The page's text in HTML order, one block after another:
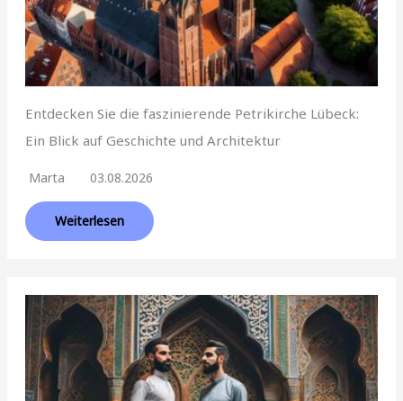
Entdecken Sie die faszinierende Petrikirche Lübeck:
Ein Blick auf Geschichte und Architektur
Marta 03.08.2026
Weiterlesen